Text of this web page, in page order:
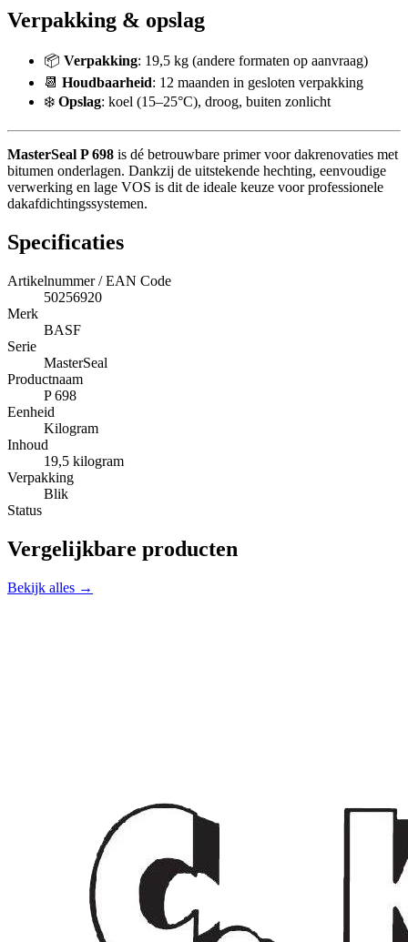
Verpakking & opslag
📦 Verpakking: 19,5 kg (andere formaten op aanvraag)
📆 Houdbaarheid: 12 maanden in gesloten verpakking
❄️ Opslag: koel (15–25°C), droog, buiten zonlicht
MasterSeal P 698 is dé betrouwbare primer voor dakrenovaties met
bitumen onderlagen. Dankzij de uitstekende hechting, eenvoudige
verwerking en lage VOS is dit de ideale keuze voor professionele
dakafdichtingssystemen.
Specificaties
Artikelnummer / EAN Code
50256920
Merk
BASF
Serie
MasterSeal
Productnaam
P 698
Eenheid
Kilogram
Inhoud
19,5 kilogram
Verpakking
Blik
Status
Vergelijkbare producten
Bekijk alles →